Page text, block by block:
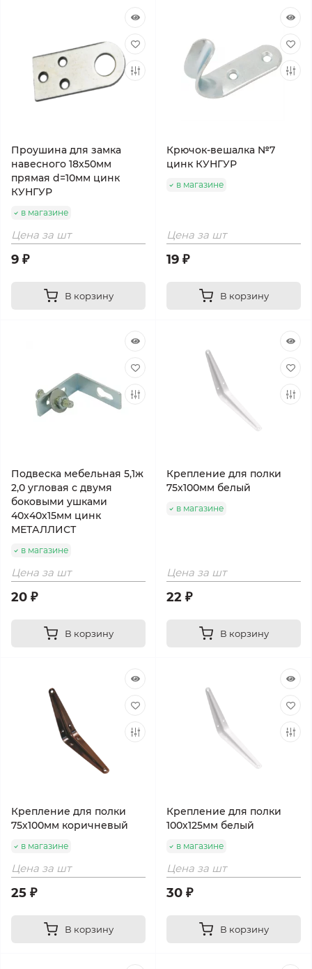
Проушина для замка
навесного 18х50мм
прямая d=10мм цинк
КУНГУР
в магазине
Цена за шт
9 ₽
В корзину
Крючок-вешалка №7
цинк КУНГУР
в магазине
Цена за шт
19 ₽
В корзину
Подвеска мебельная 5,1ж
2,0 угловая с двумя
боковыми ушками
40х40х15мм цинк
МЕТАЛЛИСТ
в магазине
Цена за шт
20 ₽
В корзину
Крепление для полки
75х100мм белый
в магазине
Цена за шт
22 ₽
В корзину
Крепление для полки
75х100мм коричневый
в магазине
Цена за шт
25 ₽
В корзину
Крепление для полки
100х125мм белый
в магазине
Цена за шт
30 ₽
В корзину